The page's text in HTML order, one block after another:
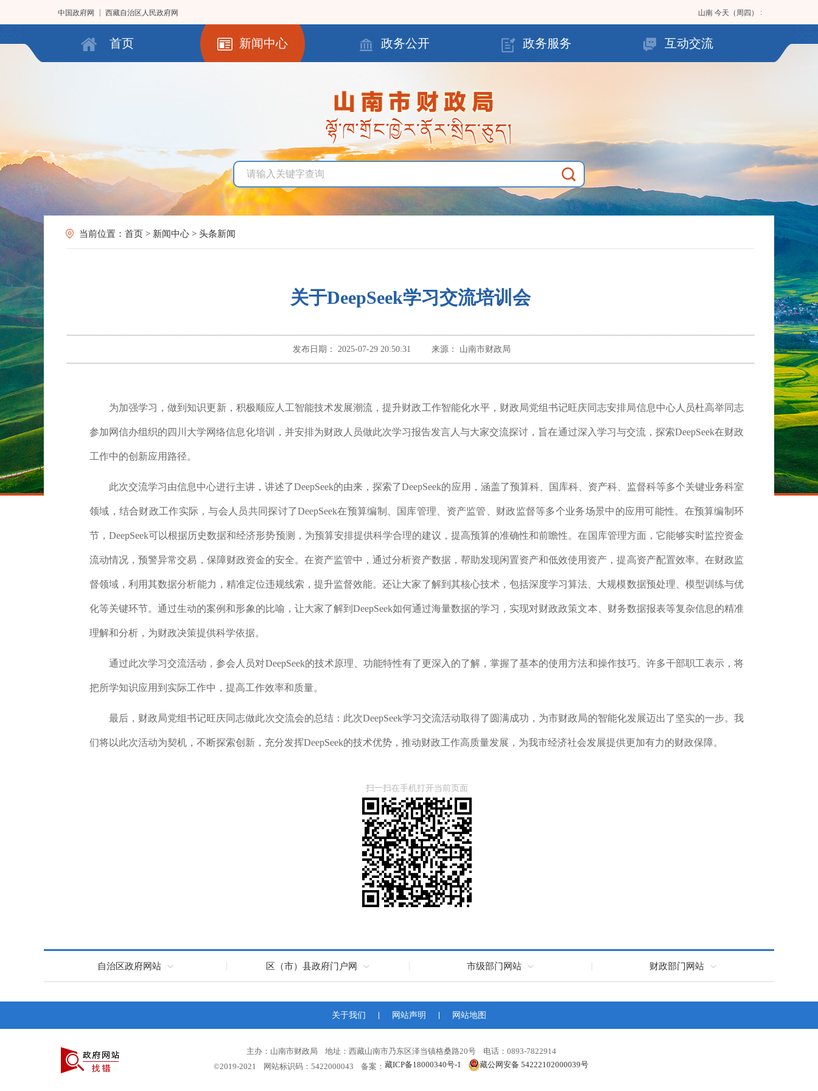
中国政府网 西藏自治区人民政府网 山南 今天（周四） :
首页 新闻中心 政务公开 政务服务 互动交流
当前位置： 首页 > 新闻中心 > 头条新闻
关于DeepSeek学习交流培训会
发布日期： 2025-07-29 20:50:31 来源： 山南市财政局
为加强学习，做到知识更新，积极顺应人工智能技术发展潮流，提升财政工作智能化水平，财政局党组书记旺庆同志安排局信息中心人员杜高举同志
参加网信办组织的四川大学网络信息化培训，并安排为财政人员做此次学习报告发言人与大家交流探讨，旨在通过深入学习与交流，探索DeepSeek在财政
工作中的创新应用路径。
此次交流学习由信息中心进行主讲，讲述了DeepSeek的由来，探索了DeepSeek的应用，涵盖了预算科、国库科、资产科、监督科等多个关键业务科室
领域，结合财政工作实际，与会人员共同探讨了DeepSeek在预算编制、国库管理、资产监管、财政监督等多个业务场景中的应用可能性。在预算编制环
节，DeepSeek可以根据历史数据和经济形势预测，为预算安排提供科学合理的建议，提高预算的准确性和前瞻性。在国库管理方面，它能够实时监控资金
流动情况，预警异常交易，保障财政资金的安全。在资产监管中，通过分析资产数据，帮助发现闲置资产和低效使用资产，提高资产配置效率。在财政监
督领域，利用其数据分析能力，精准定位违规线索，提升监督效能。还让大家了解到其核心技术，包括深度学习算法、大规模数据预处理、模型训练与优
化等关键环节。通过生动的案例和形象的比喻，让大家了解到DeepSeek如何通过海量数据的学习，实现对财政政策文本、财务数据报表等复杂信息的精准
理解和分析，为财政决策提供科学依据。
通过此次学习交流活动，参会人员对DeepSeek的技术原理、功能特性有了更深入的了解，掌握了基本的使用方法和操作技巧。许多干部职工表示，将
把所学知识应用到实际工作中，提高工作效率和质量。
最后，财政局党组书记旺庆同志做此次交流会的总结：此次DeepSeek学习交流活动取得了圆满成功，为市财政局的智能化发展迈出了坚实的一步。我
们将以此次活动为契机，不断探索创新，充分发挥DeepSeek的技术优势，推动财政工作高质量发展，为我市经济社会发展提供更加有力的财政保障。
扫一扫在手机打开当前页面
自治区政府网站 区（市）县政府门户网 市级部门网站 财政部门网站
关于我们 网站声明 网站地图
主办：山南市财政局 地址：西藏山南市乃东区泽当镇格桑路20号 电话：0893-7822914
©2019-2021 网站标识码：5422000043 备案： 藏ICP备18000340号-1 藏公网安备 54222102000039号